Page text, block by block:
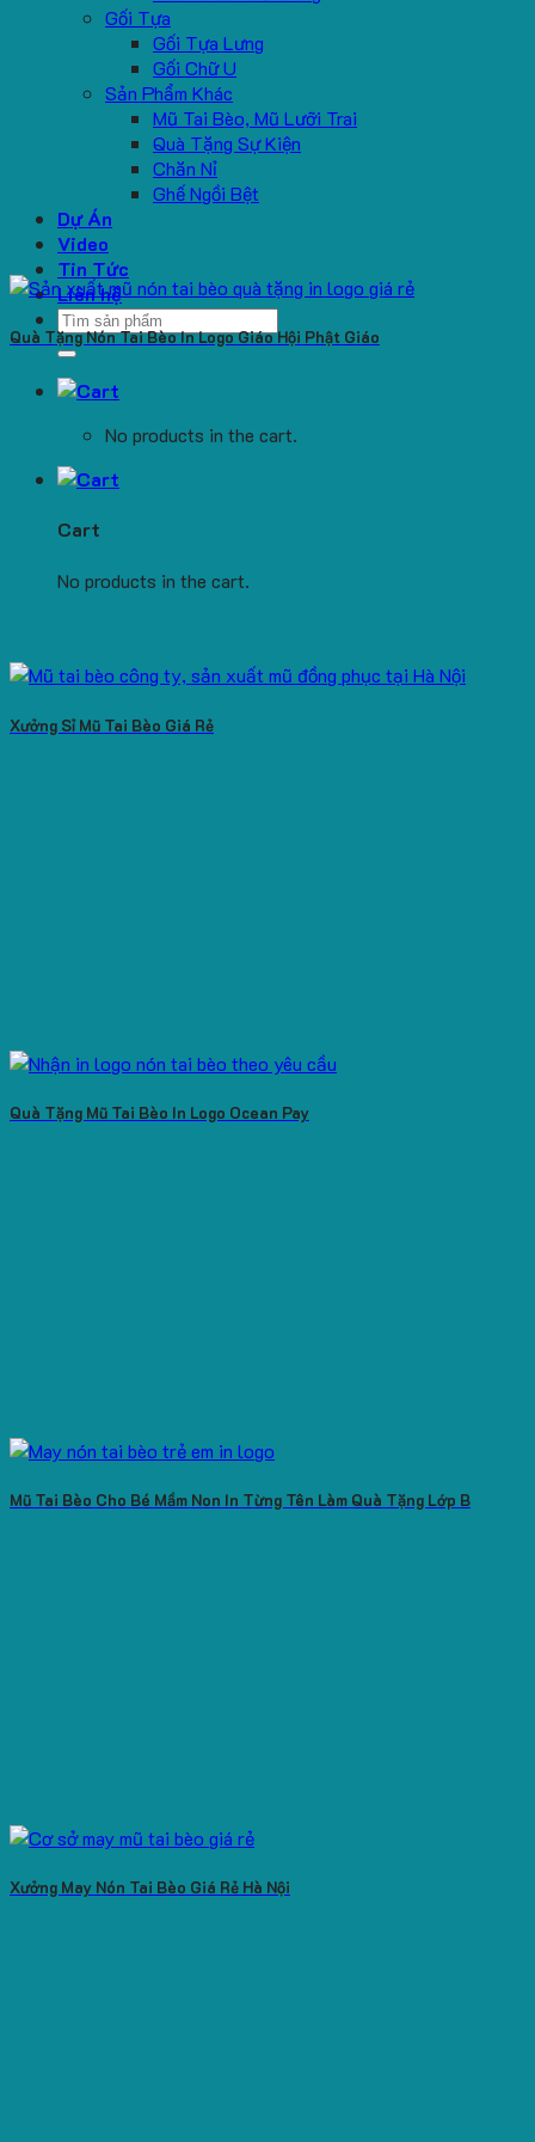
Gối Tựa
Gối Tựa Lưng
Gối Chữ U
Sản Phẩm Khác
Mũ Tai Bèo, Mũ Lưỡi Trai
Quà Tặng Sự Kiện
Chăn Nỉ
Ghế Ngồi Bệt
Dự Án
Video
Tin Tức
Liên hệ
Search
for:
No products in the cart.
Cart
No products in the cart.
Quà Tặng Nón Tai Bèo In Logo Giáo Hội Phật Giáo
Xưởng Sỉ Mũ Tai Bèo Giá Rẻ
Quà Tặng Mũ Tai Bèo In Logo Ocean Pay
Mũ Tai Bèo Cho Bé Mầm Non In Từng Tên Làm Quà Tặng Lớp B
Xưởng May Nón Tai Bèo Giá Rẻ Hà Nội